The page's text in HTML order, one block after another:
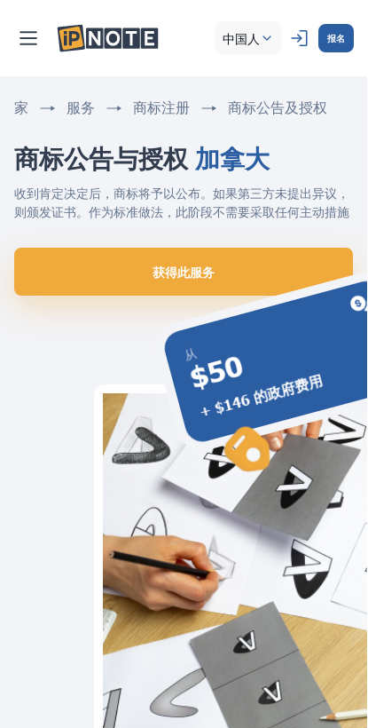
中国人 报名
家 服务 商标注册 商标公告及授权
商标公告与授权 加拿大
从
$50
+ $146 的政府费用
收到肯定决定后，商标将予以公布。如果第三方未提出异议，
则颁发证书。作为标准做法，此阶段不需要采取任何主动措施
获得此服务